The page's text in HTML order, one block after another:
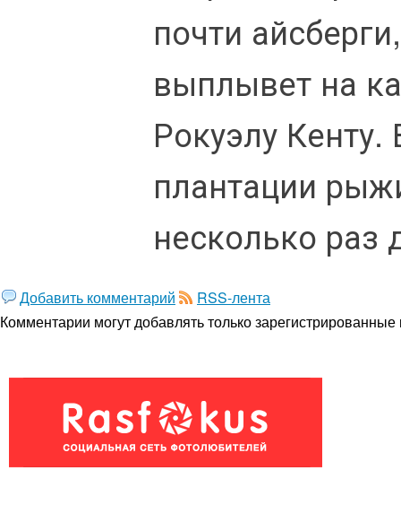
почти
выплывет на
Рокуэлу
плантации
несколько раз
Добавить комментарий
RSS-лента
Комментарии могут добавлять толькозарегистрированные